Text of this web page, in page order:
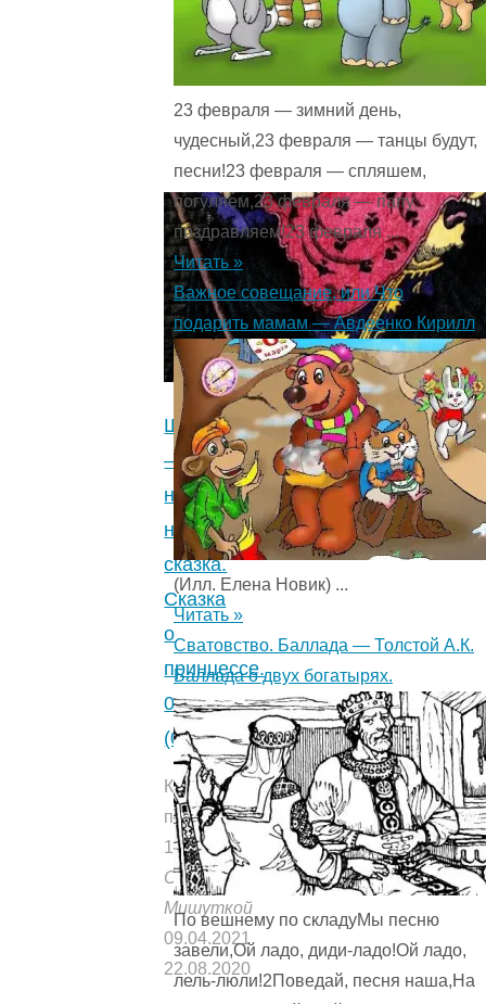
люди
сову
Шиповничек
—
немецкая
народная
сказка.
Сказка
о
принцессе.
0
(0)
Количество
прочтений:
1244
Опубликовано:
Мишуткой
09.04.2021
22.08.2020
23 февраля — зимний день,
чудесный,23 февраля — танцы будут,
песни!23 февраля — спляшем,
погуляем,23 февраля — папу
поздравляем!23 февраля ...
Читать »
Важное совещание, или Что
подарить мамам — Авдеенко Кирилл
(Илл. Елена Новик) ...
Читать »
Сватовство. Баллада — Толстой А.К.
Баллада о двух богатырях.
По вешнему по складуМы песню
завели,Ой ладо, диди-ладо!Ой ладо,
лель-люли!2Поведай, песня наша,На